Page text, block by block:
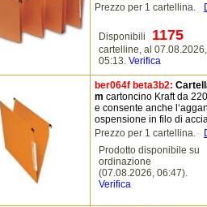
Prezzo per 1 cartellina.
Disponibili 1175
cartelline, al 07.08.2026,
05:13. Verifica
ber064f beta3b2:
m cartoncino Kraft da
e consente anche
ospensione in filo di
Prezzo per 1 cartellina.
Prodotto disponibile su
ordinazione
(07.08.2026, 06:47).
Verifica